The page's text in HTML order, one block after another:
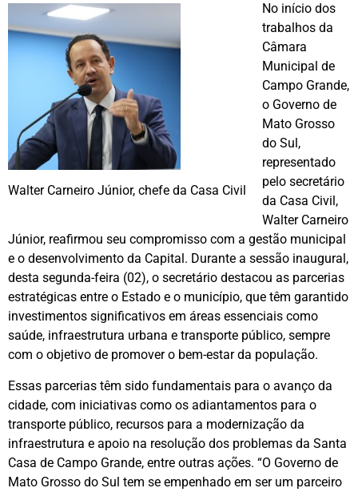
Walter Carneiro Júnior, chefe da Casa Civil
No início dos
trabalhos da
Câmara
Municipal de
Campo Grande,
o Governo de
Mato Grosso
do Sul,
representado
pelo secretário
da Casa Civil,
Walter Carneiro
Júnior, reafirmou seu compromisso com a gestão municipal
e o desenvolvimento da Capital. Durante a sessão inaugural,
desta segunda-feira (02), o secretário destacou as parcerias
estratégicas entre o Estado e o município, que têm garantido
investimentos significativos em áreas essenciais como
saúde, infraestrutura urbana e transporte público, sempre
com o objetivo de promover o bem-estar da população.
Essas parcerias têm sido fundamentais para o avanço da
cidade, com iniciativas como os adiantamentos para o
transporte público, recursos para a modernização da
infraestrutura e apoio na resolução dos problemas da Santa
Casa de Campo Grande, entre outras ações. “O Governo de
Mato Grosso do Sul tem se empenhado em ser um parceiro